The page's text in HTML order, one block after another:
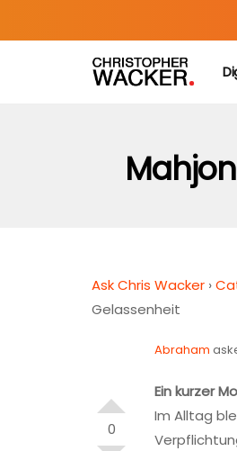
Ask Chris Wacker ›
Gelassenheit
0
Abraham
Ein kurzer
Im Alltag